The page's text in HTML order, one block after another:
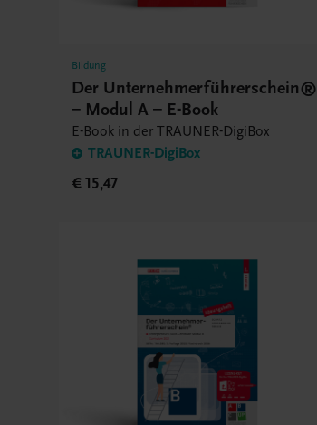
Bildung
Der Unternehmerführerschein®
– Modul A – E-Book
E-Book in der TRAUNER-DigiBox
TRAUNER-DigiBox
€ 15,47